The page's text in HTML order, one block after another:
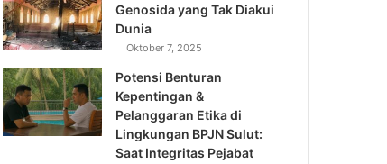
Genosida yang Tak Diakui
Dunia
Oktober 7, 2025
Potensi Benturan
Kepentingan &
Pelanggaran Etika di
Lingkungan BPJN Sulut:
Saat Integritas Pejabat